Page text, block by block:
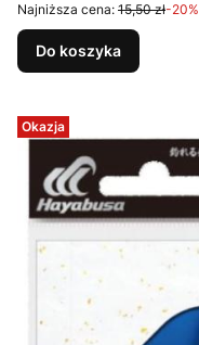
Najniższa cena: 15,50 zł-20%
Do koszyka
Okazja